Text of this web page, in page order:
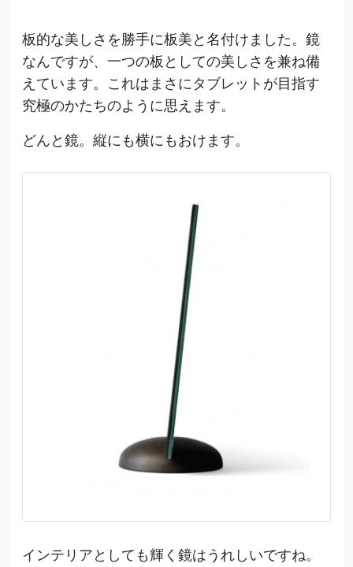
板的な美しさを勝手に板美と名付けました。鏡
なんですが、一つの板としての美しさを兼ね備
えています。これはまさにタブレットが目指す
究極のかたちのように思えます。
どんと鏡。縦にも横にもおけます。
インテリアとしても輝く鏡はうれしいですね。